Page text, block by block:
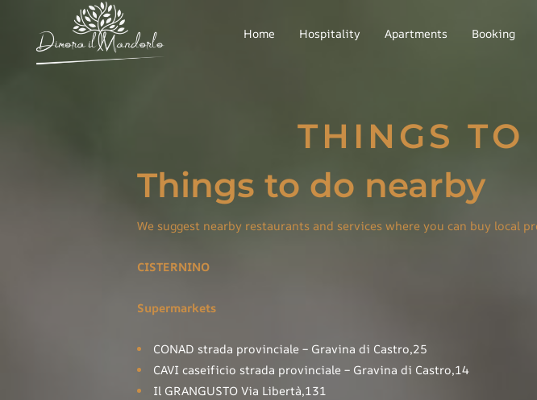
Home Hospitality Apartments Booking
THINGS
Things to do nearby
We suggest nearby restaurants and services where you can buy local
CISTERNINO
Supermarkets
CONAD strada provinciale – Gravina di Castro,25
CAVI caseificio strada provinciale – Gravina di Castro,14
Il GRANGUSTO Via Libertà,131